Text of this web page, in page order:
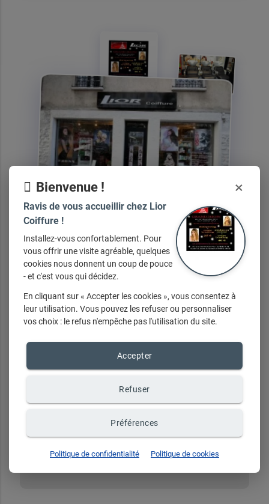
Nosservices
Conseil et Personnalisation par un
Visagiste. Nos Professionelles de la Couleur
Bienvenue ! ×
Ravis de vous accueillir chez Lior
Coiffure !
Installez-vous confortablement. Pour
vous offrir une visite agréable, quelques
cookies nous donnent un coup de pouce
- et c'est vous qui décidez.
En cliquant sur « Accepter les cookies », vous consentez à
leur utilisation. Vous pouvez les refuser ou personnaliser
vos choix : le refus n'empêche pas l'utilisation du site.
Accepter
Refuser
Préférences
Politique de confidentialité Politique de cookies